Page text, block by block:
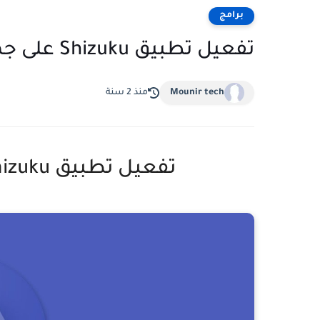
برامج
تفعيل تطبيق Shizuku على جميع نسخ الاندرويد
Mounir tech منذ 2 سنة
تفعيل تطبيق Shizuku على جميع نسخ الاندرويد